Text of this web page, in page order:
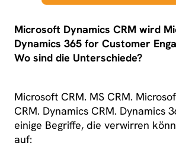
Microsoft Dynamics CRM wird
Dynamics 365 for Customer
Wo sind die Unterschiede?
Microsoft CRM. MS CRM.
CRM. Dynamics CRM. Dynamics
einige Begriffe, die verwirren
auf: